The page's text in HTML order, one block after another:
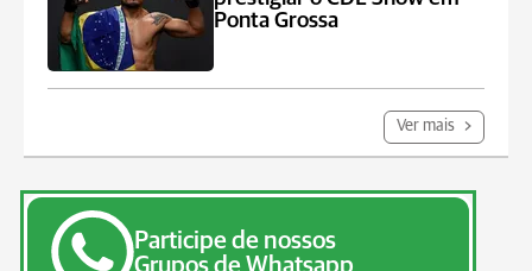
Ponta Grossa
Ver mais
Participe de nossos
Grupos de Whatsapp